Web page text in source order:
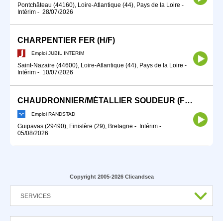
Pontchâteau (44160), Loire-Atlantique (44), Pays de la Loire -
Intérim - 28/07/2026
CHARPENTIER FER (H/F)
Emploi JUBIL INTERIM
Saint-Nazaire (44600), Loire-Atlantique (44), Pays de la Loire -
Intérim - 10/07/2026
CHAUDRONNIER/MÉTALLIER SOUDEUR (F/H)
Emploi RANDSTAD
Guipavas (29490), Finistère (29), Bretagne - Intérim -
05/08/2026
Copyright 2005-2026 Clicandsea
SERVICES